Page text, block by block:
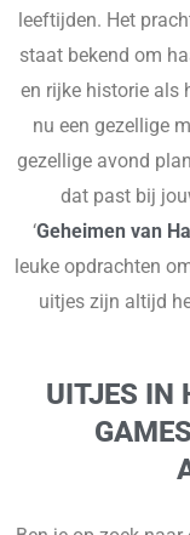
leeftijden. Het
staat bekend om
en rijke historie als
nu een gezellige
gezellige avond
dat past bij
‘Geheimen van
leuke opdrachten
uitjes zijn altijd
UITJES IN